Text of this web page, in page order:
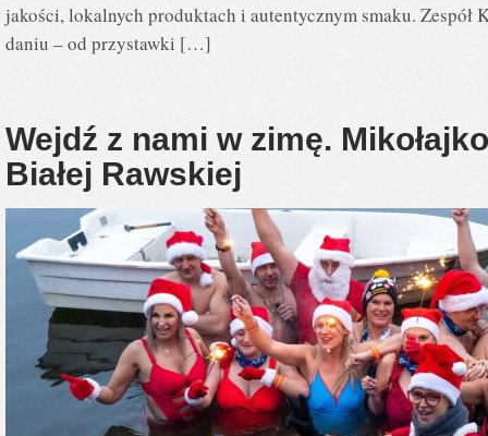
jakości, lokalnych produktach i autentycznym smaku. Zespół
daniu – od przystawki […]
Wejdź z nami w zimę.
Białej Rawskiej